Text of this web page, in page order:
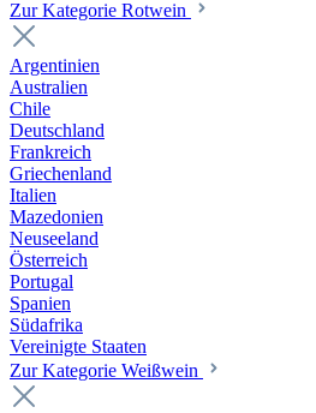
Zur Kategorie Rotwein
Argentinien
Australien
Chile
Deutschland
Frankreich
Griechenland
Italien
Mazedonien
Neuseeland
Österreich
Portugal
Spanien
Südafrika
Vereinigte Staaten
Zur Kategorie Weißwein